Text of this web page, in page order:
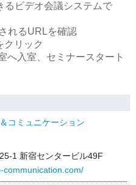
るビデオ会議システムで
れるURLを確認
クリック
へ入室、セミナースタート
コミュニケーション
1 新宿センタービル49F
communication.com/